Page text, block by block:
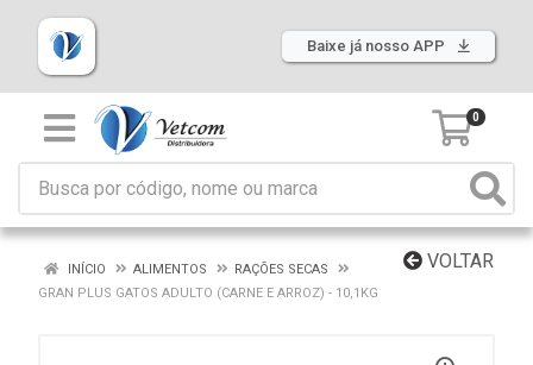
Baixe já nosso APP
0
VOLTAR
INÍCIO ALIMENTOS
RAÇÕES SECAS
GRAN PLUS GATOS ADULTO (CARNE E ARROZ) - 10,1KG